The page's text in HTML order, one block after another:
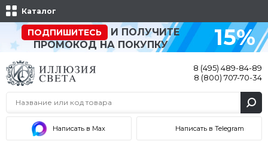
Каталог
ПОДПИШИТЕСЬ
И ПОЛУЧИТЕ
ПРОМОКОД НА ПОКУПКУ
15%
8 (495) 489-84-89
8 (800) 707-70-34
Написать в Max Написать в Telegram